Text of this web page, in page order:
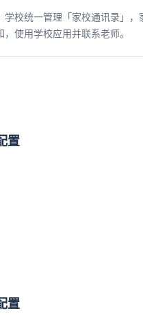
校统一管理「家校通讯录」，
使用学校应用并联系老师。
置
置